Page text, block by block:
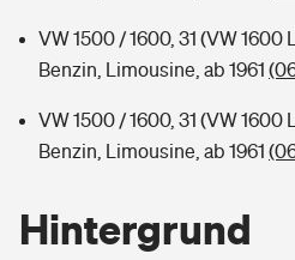
VW 1500 / 1600, 31 (VW 1600
Benzin, Limousine, ab 1961
VW 1500 / 1600, 31 (VW 1600
Benzin, Limousine, ab 1961
Hintergrund